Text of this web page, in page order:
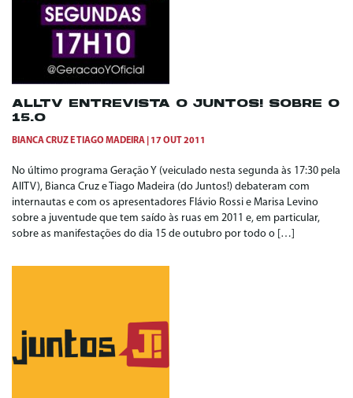
ALLTV ENTREVISTA O JUNTOS! SOBRE O
15.O
BIANCA CRUZ ETIAGO MADEIRA 17 OUT 2011
No último programa Geração Y (veiculado nesta segunda às 17:30 pela
AllTV), Bianca Cruz e Tiago Madeira (do Juntos!) debateram com
internautas e com os apresentadores Flávio Rossi e Marisa Levino
sobre a juventude que tem saído às ruas em 2011 e, em particular,
sobre as manifestações do dia 15 de outubro por todo o […]